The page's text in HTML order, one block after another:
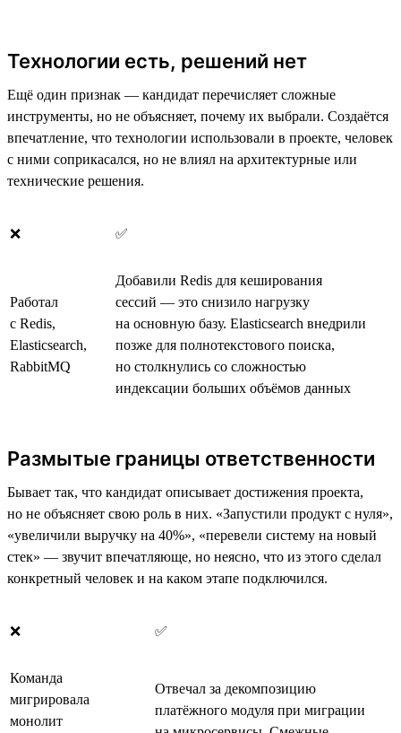
Технологии есть, решений нет
Ещё один признак — кандидат перечисляет сложные
инструменты, но не объясняет, почему их выбрали. Создаётся
впечатление, что технологии использовали в проекте, человек
с ними соприкасался, но не влиял на архитектурные или
технические решения.
❌ ✅
Работал
с Redis,
Elasticsearch,
RabbitMQ
Добавили Redis для кеширования
сессий — это снизило нагрузку
на основную базу. Elasticsearch внедрили
позже для полнотекстового поиска,
но столкнулись со сложностью
индексации больших объёмов данных
Размытые границы ответственности
Бывает так, что кандидат описывает достижения проекта,
но не объясняет свою роль в них. «Запустили продукт с нуля»,
«увеличили выручку на 40%», «перевели систему на новый
стек» — звучит впечатляюще, но неясно, что из этого сделал
конкретный человек и на каком этапе подключился.
❌ ✅
Команда
мигрировала
монолит
Отвечал за декомпозицию
платёжного модуля при миграции